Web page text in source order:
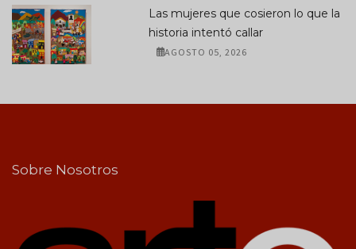
Las mujeres que cosieron lo que la
historia intentó callar
AGOSTO 05, 2026
Sobre Nosotros